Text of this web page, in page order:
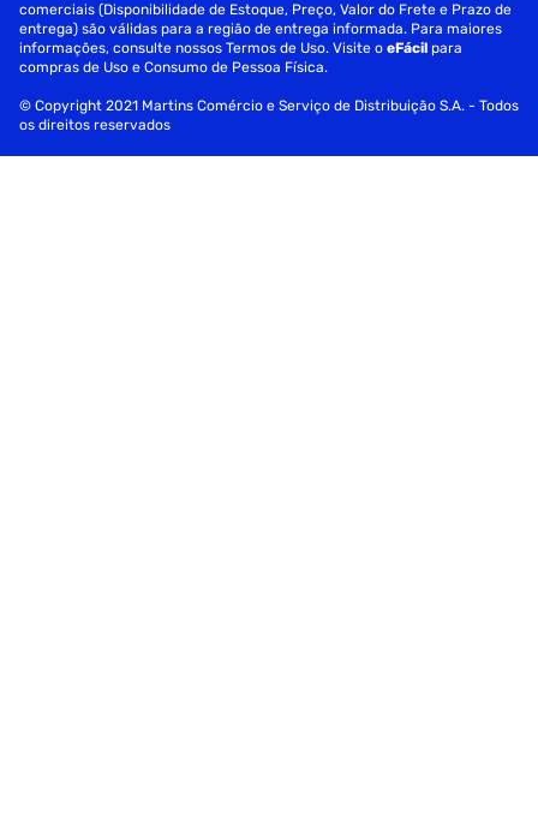
comerciais (Disponibilidade de Estoque, Preço, Valor do Frete e Prazo de
entrega) são válidas para a região de entrega informada. Para maiores
informações, consulte nossos Termos de Uso. Visite oeFácil para
compras de Uso e Consumo de Pessoa Física.
© Copyright 2021 Martins Comércio e Serviço de Distribuição S.A. - Todos
os direitos reservados